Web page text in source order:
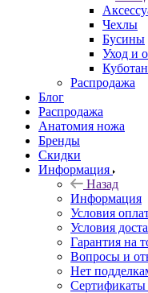
Чехлы
Бусины
Уход и
Распродажа
Блог
Распродажа
Анатомия ножа
Бренды
Скидки
Информация
Назад
Информация
Условия
Условия
Гарантия на
Вопросы и
Нет